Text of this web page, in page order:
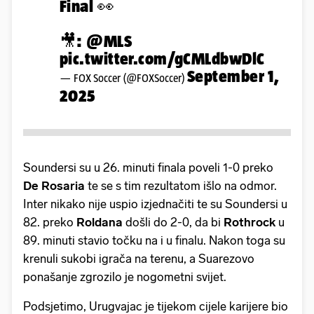
Final 👀
🎥: @MLS
pic.twitter.com/gCMLdbwDlC
— FOX Soccer (@FOXSoccer) September 1,
2025
Soundersi su u 26. minuti finala poveli 1-0 preko
De Rosaria te se s tim rezultatom išlo na odmor.
Inter nikako nije uspio izjednačiti te su Soundersi u
82. preko Roldana došli do 2-0, da bi Rothrock u
89. minuti stavio točku na i u finalu. Nakon toga su
krenuli sukobi igrača na terenu, a Suarezovo
ponašanje zgrozilo je nogometni svijet.
Podsjetimo, Urugvajac je tijekom cijele karijere bio